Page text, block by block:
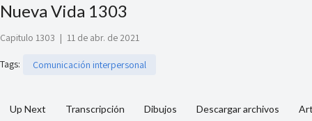
Nueva Vida 1303
Capitulo 1303 | 11 de abr. de 2021
Tags: Comunicación interpersonal
Up Next Transcripción Dibujos Descargar archivos